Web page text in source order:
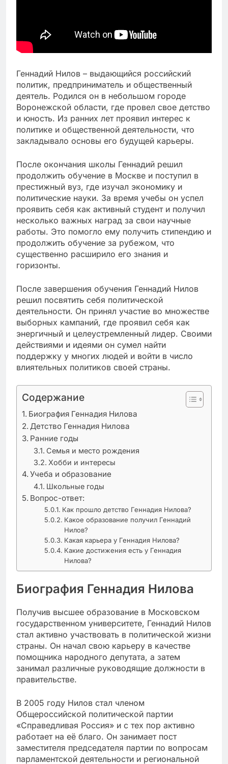
Геннадий Нилов – выдающийся российский
политик, предприниматель и общественный
деятель. Родился он в небольшом городе
Воронежской области, где провел свое детство
и юность. Из ранних лет проявил интерес к
политике и общественной деятельности, что
закладывало основы его будущей карьеры.
После окончания школы Геннадий решил
продолжить обучение в Москве и поступил в
престижный вуз, где изучал экономику и
политические науки. За время учебы он успел
проявить себя как активный студент и получил
несколько важных наград за свои научные
работы. Это помогло ему получить стипендию и
продолжить обучение за рубежом, что
существенно расширило его знания и
горизонты.
После завершения обучения Геннадий Нилов
решил посвятить себя политической
деятельности. Он принял участие во множестве
выборных кампаний, где проявил себя как
энергичный и целеустремленный лидер. Своими
действиями и идеями он сумел найти
поддержку у многих людей и войти в число
влиятельных политиков своей страны.
Содержание
Биография Геннадия Нилова
Детство Геннадия Нилова
Ранние годы
Семья и место рождения
Хобби и интересы
Учеба и образование
Школьные годы
Вопрос-ответ:
Как прошло детство Геннадия Нилова?
Какое образование получил Геннадий
Нилов?
Какая карьера у Геннадия Нилова?
Какие достижения есть у Геннадия
Нилова?
Биография Геннадия Нилова
Получив высшее образование в Московском
государственном университете, Геннадий Нилов
стал активно участвовать в политической жизни
страны. Он начал свою карьеру в качестве
помощника народного депутата, а затем
занимал различные руководящие должности в
правительстве.
В 2005 году Нилов стал членом
Общероссийской политической партии
«Справедливая Россия» и с тех пор активно
работает на её благо. Он занимает пост
заместителя председателя партии по вопросам
парламентской деятельности и региональной